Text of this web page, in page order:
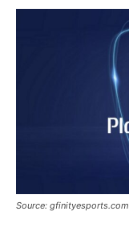
Source: gfinityesports.com